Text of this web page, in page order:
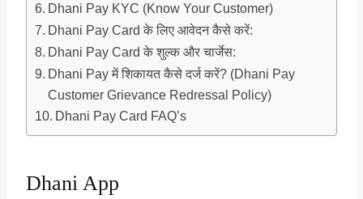
Dhani Pay KYC (Know Your Customer)
Dhani Pay Card के लिए आवेदन कैसे करें:
Dhani Pay Card के शुल्क और चार्जेस:
Dhani Pay में शिकायत कैसे दर्ज करें? (Dhani Pay
Customer Grievance Redressal Policy)
Dhani Pay Card FAQ’s
Dhani App